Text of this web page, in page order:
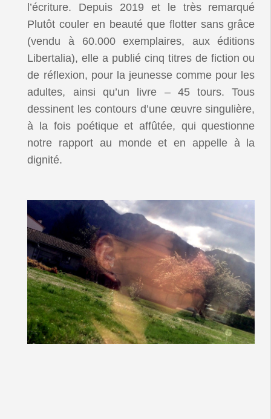
l’écriture. Depuis 2019 et le très remarqué
Plutôt couler en beauté que flotter sans grâce
(vendu à 60.000 exemplaires, aux éditions
Libertalia), elle a publié cinq titres de fiction ou
de réflexion, pour la jeunesse comme pour les
adultes, ainsi qu’un livre – 45 tours. Tous
dessinent les contours d’une œuvre singulière,
à la fois poétique et affûtée, qui questionne
notre rapport au monde et en appelle à la
dignité.